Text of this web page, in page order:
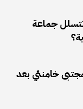
جماعة
خامنئي بعد